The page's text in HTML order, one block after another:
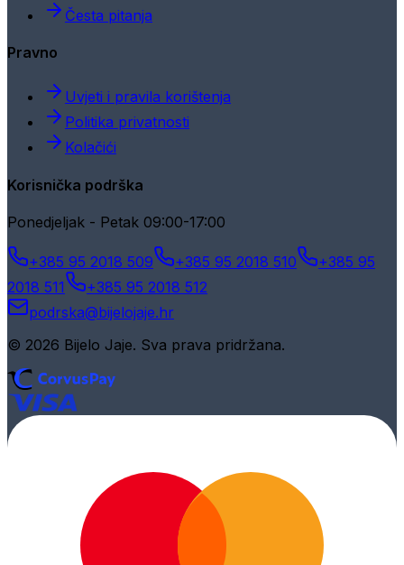
Česta pitanja
Pravno
Uvjeti i pravila korištenja
Politika privatnosti
Kolačići
Korisnička podrška
Ponedjeljak - Petak 09:00-17:00
+385 95 2018 509 +385 95 2018 510
+385 95
2018 511
+385 95 2018 512
podrska@bijelojaje.hr
© 2026 Bijelo Jaje. Sva prava pridržana.